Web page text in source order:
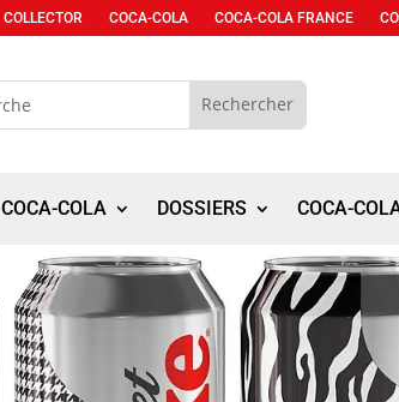
COLLECTOR COCA-COLA COCA-COLA FRANCE
COCA-COLA DOSSIERS COCA-